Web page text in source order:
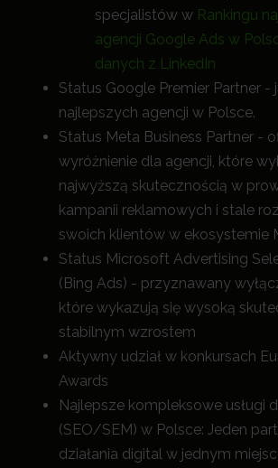
specjalistów w Rankingu
agencji Google Ads w
danych z LinkedIn
Status Google Premier Partner -
najlepszych agencji w Polsce.
Status Meta Business Partner -
wyróżnienie dla agencji, które
najwyższą skutecznością w
kampanii reklamowych i stale
swoich klientów w ekosystemie
Status Microsoft Advertising
(Bing Ads) - przyznawany
które wykazują się wysoką
stabilnym wzrostem
Aktywny udział w konkursach
Awards
Najlepsze kompleksowe usługi
(SEO/SEM) w Polsce: Jeden
działania digital w jednym